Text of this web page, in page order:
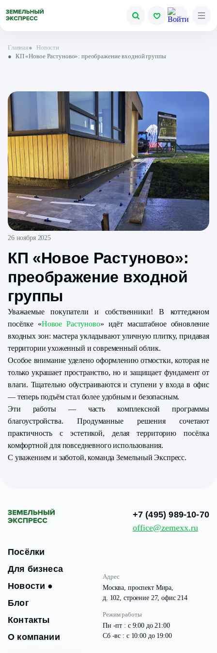
Главная●
Новости
● КП «Новое Растуново»: преображение входной группы
26 ноября 2025
КП «Новое Растуново»:
преображение входной
группы
Уважаемые покупатели и собственники! В коттеджном
посёлке «Новое Растуново» идёт масштабное обновление
входных зон: мастера укладывают уличную плитку, придавая
территории ухоженный и современный облик.
Особое внимание уделено оформлению отмостки, которая не
только украшает пространство, но и защищает фундамент от
влаги. Тщательно обустраиваются и ступени у входа в офис
— теперь подъём стал более удобным и безопасным.
Эти работы — часть комплексной программы
благоустройства. Продуманные решения сочетают
практичность с эстетикой, делая территорию посёлка
комфортной для повседневного использования.
С уважением и заботой, команда Земельный Экспресс.
Посёлки
Для бизнеса
Новости ●
Блог
Контакты
О компании
Адрес
Москва, проспект Мира,
д. 102, строение 27, офис 214
Режим работы
Пн -пт : с 9:00 до 21:00
Сб -вс : с 10:00 до 19:00
+7 (495) 989-10-70
office@zemexx.ru